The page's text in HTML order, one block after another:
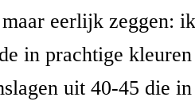
eerlijk zeggen:
in prachtige
uit 40-45 die